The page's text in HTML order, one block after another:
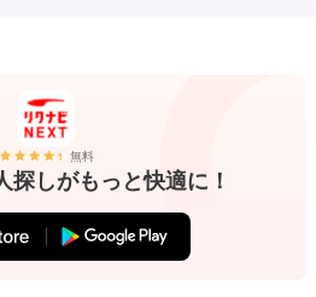
無料
探しがもっと快適に！